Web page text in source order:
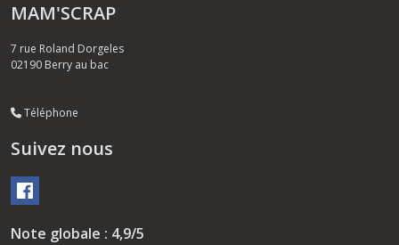
MAM'SCRAP
7 rue Roland Dorgeles
02190 Berry au bac
Téléphone
Suivez nous
Note globale : 4,9/5